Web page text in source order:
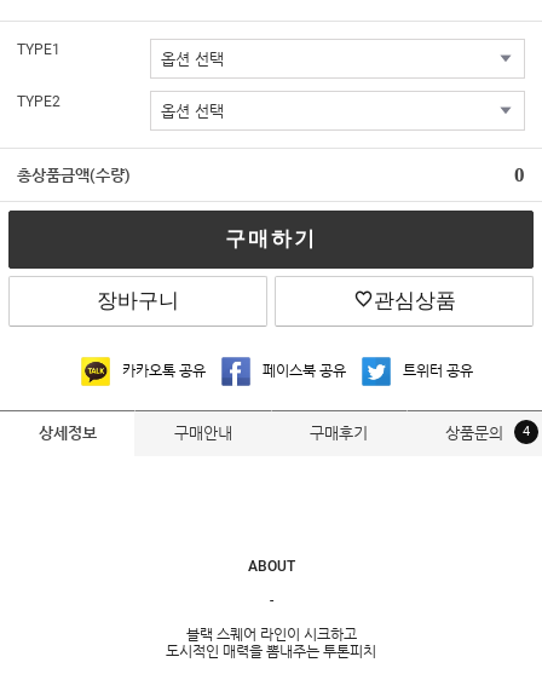
TYPE1
TYPE2
총상품금액(수량) 0
구매하기
장바구니 관심상품
카카오톡 공유 페이스북 공유 트위터 공유
상세정보 구매안내 구매후기 4
상품문의
ABOUT
-
블랙 스퀘어 라인이 시크하고
도시적인 매력을 뽐내주는 투톤피치